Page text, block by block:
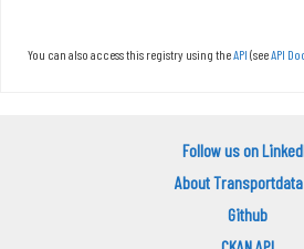
You can also access this registry using theAPI (seeAPI
Follow us on
About
Github